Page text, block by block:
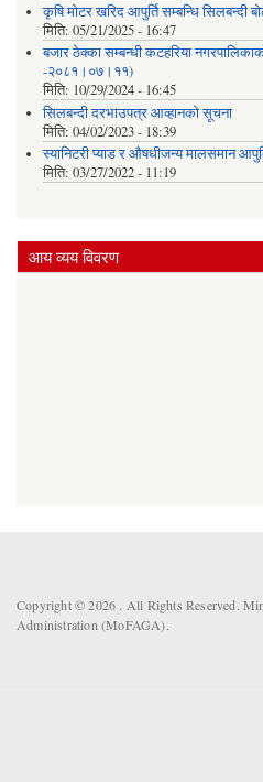
कृषि मोटर खरिद आपुर्ति सम्बन्धि सिलबन्दी
मिति: 05/21/2025 - 16:47
बजार ठेक्का सम्बन्धी कटहरिया
-२०८१।०७।११)
मिति: 10/29/2024 - 16:45
सिलबन्दी दरभाउपत्र आव्हानको सूचना
मिति: 04/02/2023 - 18:39
स्यानिटरी प्याड र ‌औषधीजन्य मालसमान
मिति: 03/27/2022 - 11:19
आय व्यय विवरण
Copyright © 2026 . All Rights Reserved.
Administration (MoFAGA).